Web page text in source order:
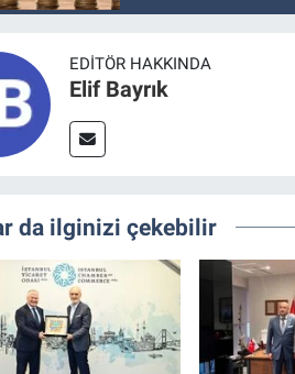
EDITÖR HAKKINDA
Elif Bayrık
da ilginizi çekebilir